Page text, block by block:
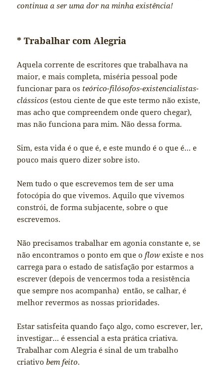
continua a ser uma dor na minha existência!
* Trabalhar com Alegria
Aquela corrente de escritores que trabalhava na
maior, e mais completa, miséria pessoal pode
funcionar para os teórico-filósofos-existencialistas-
clássicos (estou ciente de que este termo não existe,
mas acho que compreendem onde quero chegar),
mas não funciona para mim. Não dessa forma.
Sim, esta vida é o que é, e este mundo é o que é… e
pouco mais quero dizer sobre isto.
Nem tudo o que escrevemos tem de ser uma
fotocópia do que vivemos. Aquilo que vivemos
constrói, de forma subjacente, sobre o que
escrevemos.
Não precisamos trabalhar em agonia constante e, se
não encontramos o ponto em que oflow existe e nos
carrega para o estado de satisfação por estarmos a
escrever (depois de vencermos toda a resistência
que sempre nos acompanha) então, se calhar, é
melhor revermos as nossas prioridades.
Estar satisfeita quando faço algo, como escrever, ler,
investigar… é essencial a esta prática criativa.
Trabalhar com Alegria é sinal de um trabalho
criativobem feito.